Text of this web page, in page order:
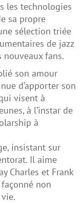
les technologies
sa propre
sélection triée
de jazz
fans.
son amour
d’apporter son
visent à
à l’instar de
à
insistant sur
Il aime
Charles et Frank
non